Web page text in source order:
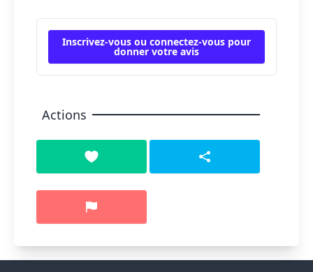
Inscrivez-vous ou connectez-vous pour
donner votre avis
Actions